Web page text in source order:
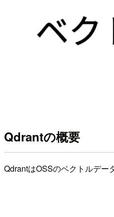
Qdrantの概要
QdrantはOSSのベクトルデー